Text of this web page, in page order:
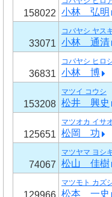
158022 小林 弘明
33071
コバヤシ ヤス
小林 通清
36831
コバヤシ ヒロ
小林 博
153208
マツイ コウシ
松井 興史
125651
マツオカ イサ
松岡 功
74067
マツヤマ ヨシ
松山 佳樹
マツモト カズ
松本 一史